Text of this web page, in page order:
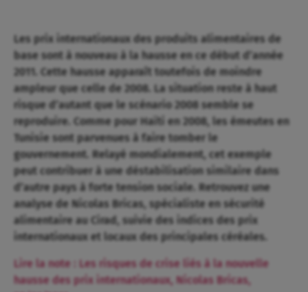
Les prix internationaux des produits alimentaires de
base sont à nouveau à la hausse en ce début d’année
2011. Cette hausse apparaît toutefois de moindre
ampleur que celle de 2008. La situation reste à haut
risque d’autant que le scénario 2008 semble se
reproduire. Comme pour Haïti en 2008, les émeutes en
Tunisie sont parvenues à faire tomber le
gouvernement. Relayé mondialement, cet exemple
peut contribuer à une déstabilisation similaire dans
d’autre pays à forte tension sociale. Retrouvez une
analyse de Nicolas Bricas, spécialiste en sécurité
alimentaire au Cirad, suivie des indices des prix
internationaux et locaux des principales céréales.
Lire la note : Les risques de crise liés à la nouvelle
hausse des prix internationaux, Nicolas Bricas,